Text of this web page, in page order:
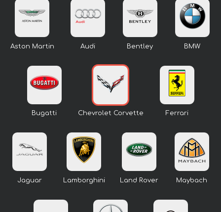
Aston Martin Audi Bentley BMW
Bugatti Chevrolet Corvette Ferrari
Jaguar Lamborghini Land Rover Maybach